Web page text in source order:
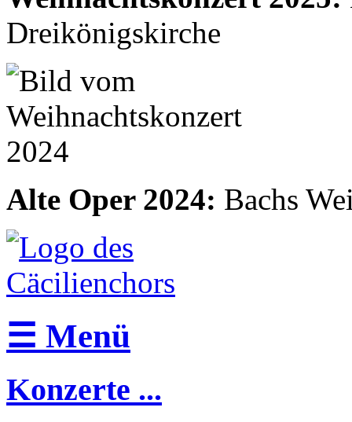
Dreikönigskirche
Alte Oper 2024: Bachs
☰ Menü
Konzerte ...